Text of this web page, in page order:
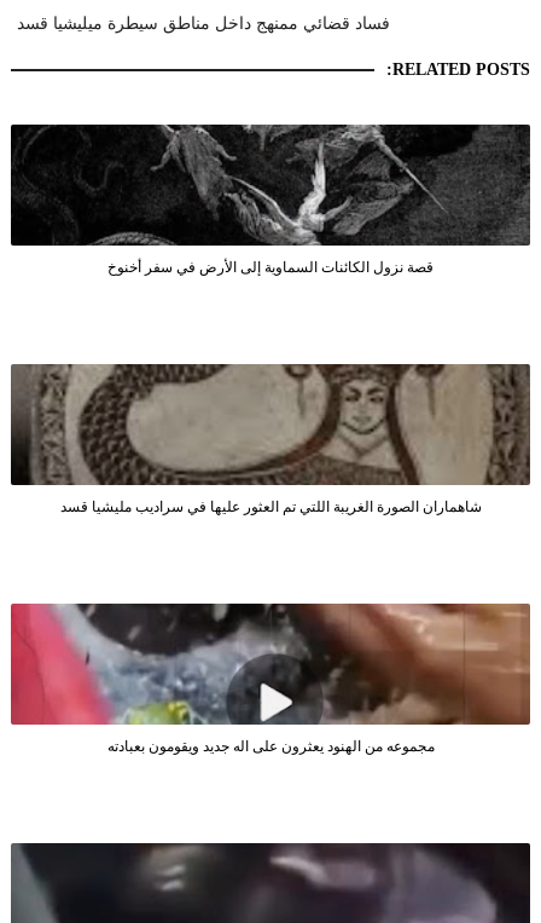
فساد قضائي ممنهج داخل مناطق سيطرة ميليشيا قسد
RELATED POSTS:
قصة نزول الكائنات السماوية إلى الأرض في سفر أخنوخ
شاهماران الصورة الغريبة اللتي تم العثور عليها في سراديب مليشيا قسد
مجموعه من الهنود يعثرون على اله جديد ويقومون بعبادته